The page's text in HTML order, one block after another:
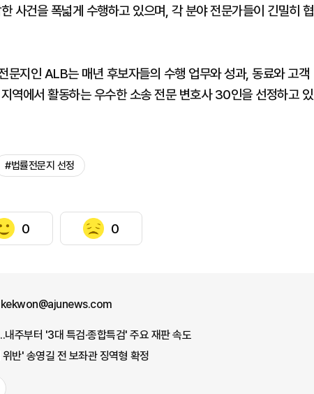
사건을 폭넓게 수행하고 있으며, 각 분야 전문가들이 긴밀히 협
문지인 ALB는 매년 후보자들의 수행 업무와 성과, 동료와 고객
역에서 활동하는 우수한 소송 전문 변호사 30인을 선정하고 있
#법률전문지 선정
0 0
내주부터 '3대 특검·종합특검' 주요 재판 속도
반' 송영길 전 보좌관 징역형 확정